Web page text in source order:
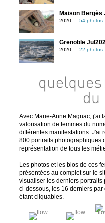
Maison Bergès
2020 54 photos
Grenoble
2020 22 photos
Avec Marie-Anne Magnac, j'ai
valorisation de femmes du
différentes manifestations. J'ai
800 portraits photographiques
représentation de tous les
Les photos et les bios de ces
présentées au complet sur le
visualiser les derniers portraits
ci-dessous, les 16 derniers
étant cliquables.